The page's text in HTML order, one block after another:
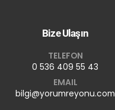
Bize Ulaşın
TELEFON
0 536 409 55 43
EMAIL
bilgi@yorumreyonu.com